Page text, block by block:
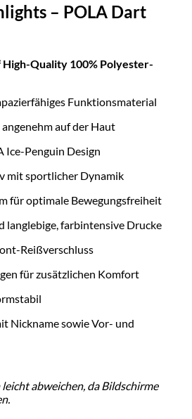
– POLA Dart
High-Quality 100% Polyester-
Funktionsmaterial
auf der Haut
Ice-Penguin Design
mit sportlicher Dynamik
für optimale Bewegungsfreiheit
langlebige, farbintensive Drucke
Reißverschluss
für zusätzlichen Komfort
Nickname sowie Vor- und
abweichen, da Bildschirme